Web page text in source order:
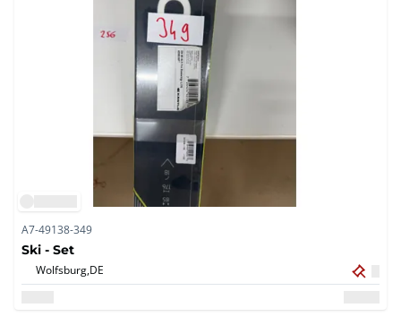
A7-49138-349
Ski - Set
Wolfsburg,DE